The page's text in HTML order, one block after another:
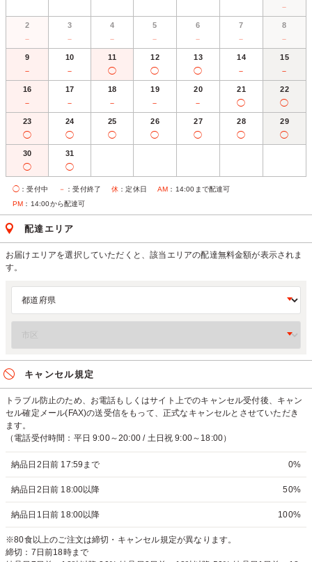
－
2
－
3
－
4
－
5
－
6
－
7
－
8
－
9
－
10
－
11
◯
12
◯
13
◯
14
－
15
－
16
－
17
－
18
－
19
－
20
－
21
◯
22
◯
23
◯
24
◯
25
◯
26
◯
27
◯
28
◯
29
◯
30
◯
31
◯
◯ ：受付中 － ：受付終了 休 ：定休日 AM ：14:00まで配達可
PM ：14:00から配達可
配達エリア
お届けエリアを選択していただくと、該当エリアの配達無料金額が表示されま
す。
キャンセル規定
トラブル防止のため、お電話もしくはサイト上でのキャンセル受付後、キャン
セル確定メール(FAX)の送受信をもって、正式なキャンセルとさせていただき
ます。
（電話受付時間：平日 9:00～20:00 / 土日祝 9:00～18:00）
納品日2日前 17:59まで 0%
納品日2日前 18:00以降 50%
納品日1日前 18:00以降 100%
※80食以上のご注文は締切・キャンセル規定が異なります。
締切：7日前18時まで